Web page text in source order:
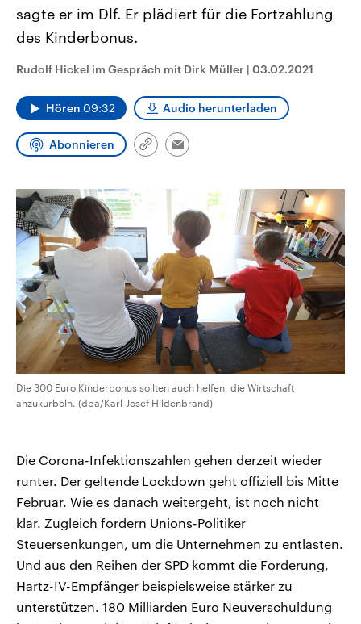
und Hintergründe zu den Parteien
und Kandidaten der anstehenden
Wahl.
Sendungen Programm Podcasts
sagte er im Dlf. Er plädiert für die Fortzahlung
des Kinderbonus.
Rudolf Hickel im Gespräch mit Dirk Müller | 03.02.2021
Hören 09:32 Audio herunterladen
Abonnieren
Link
Email
Die 300 Euro Kinderbonus sollten auch helfen, die Wirtschaft
anzukurbeln. (dpa/Karl-Josef Hildenbrand)
Die Corona-Infektionszahlen gehen derzeit wieder
runter. Der geltende Lockdown geht offiziell bis Mitte
Februar. Wie es danach weitergeht, ist noch nicht
klar. Zugleich fordern Unions-Politiker
Steuersenkungen, um die Unternehmen zu entlasten.
Und aus den Reihen der SPD kommt die Forderung,
Hartz-IV-Empfänger beispielsweise stärker zu
unterstützen. 180 Milliarden Euro Neuverschuldung